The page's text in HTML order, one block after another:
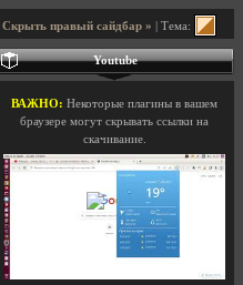
Скрыть правый сайдбар » | Тема:
Youtube
ВАЖНО: Некоторые плагины в вашем
браузере могут скрывать ссылки на
скачивание.